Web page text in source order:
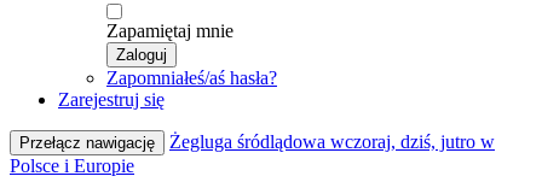
Zapamiętaj mnie
Zaloguj
Zapomniałeś/aś hasła?
Zarejestruj się
Przełącz nawigację
Żegluga śródlądowa wczoraj, dziś, jutro w
Polsce i Europie